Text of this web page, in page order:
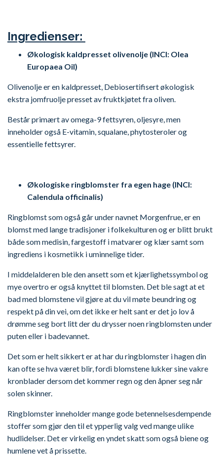
Ingredienser:
Økologisk kaldpresset olivenolje (INCI: Olea
Europaea Oil)
Olivenolje er en kaldpresset, Debiosertifisert økologisk
ekstra jomfruolje presset av fruktkjøtet fra oliven.
Består primært av omega-9 fettsyren, oljesyre, men
inneholder også E-vitamin, squalane, phytosteroler og
essentielle fettsyrer.
Økologiske ringblomster fra egen hage (INCI:
Calendula officinalis)
Ringblomst som også går under navnet Morgenfrue, er en
blomst med lange tradisjoner i folkekulturen og er blitt brukt
både som medisin, fargestoff i matvarer og klær samt som
ingrediens i kosmetikk i uminnelige tider.
I middelalderen ble den ansett som et kjærlighetssymbol og
mye overtro er også knyttet til blomsten. Det ble sagt at et
bad med blomstene vil gjøre at du vil møte beundring og
respekt på din vei, om det ikke er helt sant er det jo lov å
drømme seg bort litt der du drysser noen ringblomsten under
puten eller i badevannet.
Det som er helt sikkert er at har du ringblomster i hagen din
kan ofte se hva været blir, fordi blomstene lukker sine vakre
kronblader dersom det kommer regn og den åpner seg når
solen skinner.
Ringblomster inneholder mange gode betennelsesdempende
stoffer som gjør den til et ypperlig valg ved mange ulike
hudlidelser. Det er virkelig en yndet skatt som også biene og
humlene vet å prissette.